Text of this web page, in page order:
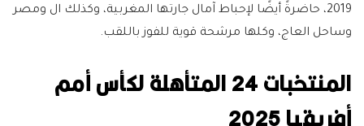
2019، حاضرةً أيضًا لإحباط آمال جارتها المغربية، وكذلك ال ومصر
وساحل العاج، وكلها مرشحة قوية للفوز باللقب.
المنتخبات 24 المتأهلة لكأس أمم
أفريقيا 2025